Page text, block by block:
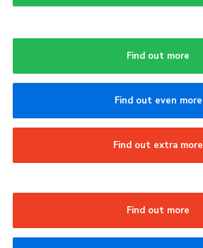
Find out more
Find out even more
Find out extra more
Find out more